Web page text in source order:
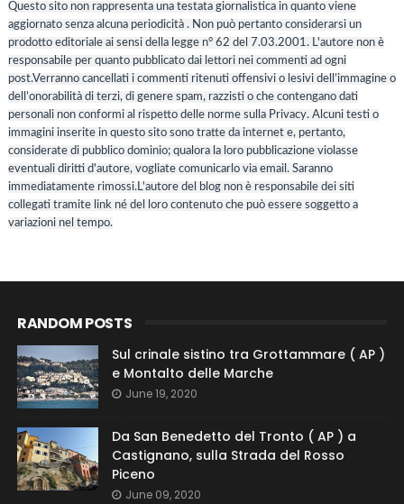
Questo sito non rappresenta una testata giornalistica in quanto viene
aggiornato senza alcuna periodicità . Non può pertanto considerarsi un
prodotto editoriale ai sensi della legge n° 62 del 7.03.2001. L'autore non è
responsabile per quanto pubblicato dai lettori nei commenti ad ogni
post.Verranno cancellati i commenti ritenuti offensivi o lesivi dell’immagine o
dell’onorabilità di terzi, di genere spam, razzisti o che contengano dati
personali non conformi al rispetto delle norme sulla Privacy. Alcuni testi o
immagini inserite in questo sito sono tratte da internet e, pertanto,
considerate di pubblico dominio; qualora la loro pubblicazione violasse
eventuali diritti d'autore, vogliate comunicarlo via email. Saranno
immediatamente rimossi.L'autore del blog non è responsabile dei siti
collegati tramite link né del loro contenuto che può essere soggetto a
variazioni nel tempo.
RANDOM POSTS
Sul crinale sistino tra Grottammare ( AP )
e Montalto delle Marche
June 19, 2020
Da San Benedetto del Tronto ( AP ) a
Castignano, sulla Strada del Rosso
Piceno
June 09, 2020